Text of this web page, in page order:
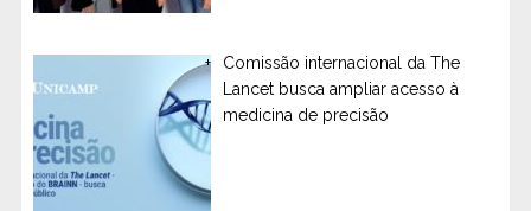
Comissão internacional da The
Lancet busca ampliar acesso à
medicina de precisão